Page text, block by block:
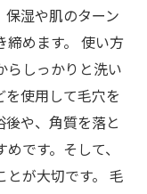
湿や肌のターン
めます。 使い方
らしっかりと洗い
使用して毛穴を
や、角質を落と
です。そして、
が大切です。 毛